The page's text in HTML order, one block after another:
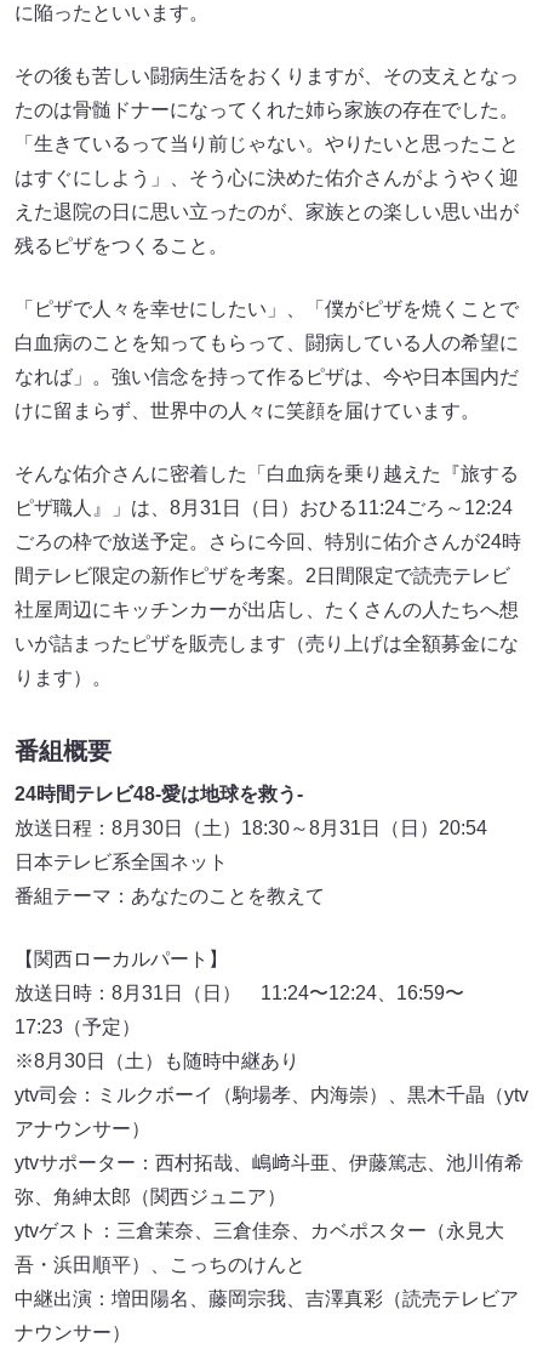
に陥ったといいます。
その後も苦しい闘病生活をおくりますが、その支えとなっ
たのは骨髄ドナーになってくれた姉ら家族の存在でした。
「生きているって当り前じゃない。やりたいと思ったこと
はすぐにしよう」、そう心に決めた佑介さんがようやく迎
えた退院の日に思い立ったのが、家族との楽しい思い出が
残るピザをつくること。
「ピザで人々を幸せにしたい」、「僕がピザを焼くことで
白血病のことを知ってもらって、闘病している人の希望に
なれば」。強い信念を持って作るピザは、今や日本国内だ
けに留まらず、世界中の人々に笑顔を届けています。
そんな佑介さんに密着した「白血病を乗り越えた『旅する
ピザ職人』」は、8月31日（日）おひる11:24ごろ～12:24
ごろの枠で放送予定。さらに今回、特別に佑介さんが24時
間テレビ限定の新作ピザを考案。2日間限定で読売テレビ
社屋周辺にキッチンカーが出店し、たくさんの人たちへ想
いが詰まったピザを販売します（売り上げは全額募金にな
ります）。
番組概要
24時間テレビ48‐愛は地球を救う-
放送日程：8月30日（土）18:30～8月31日（日）20:54
日本テレビ系全国ネット
番組テーマ：あなたのことを教えて
【関西ローカルパート】
放送日時：8月31日（日） 11:24〜12:24、16:59〜
17:23（予定）
※8月30日（土）も随時中継あり
ytv司会：ミルクボーイ（駒場孝、内海崇）、黒木千晶（ytv
アナウンサー）
ytvサポーター：西村拓哉、嶋﨑斗亜、伊藤篤志、池川侑希
弥、角紳太郎（関西ジュニア）
ytvゲスト：三倉茉奈、三倉佳奈、カベポスター（永見大
吾・浜田順平）、こっちのけんと
中継出演：増田陽名、藤岡宗我、吉澤真彩（読売テレビア
ナウンサー）